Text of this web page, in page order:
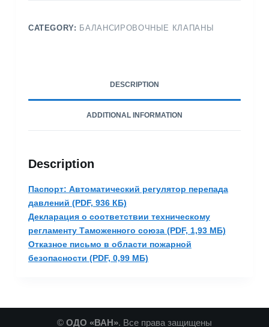
CATEGORY: БАЛАНСИРОВОЧНЫЕ КЛАПАНЫ
DESCRIPTION
ADDITIONAL INFORMATION
Description
Паспорт: Автоматический регулятор перепада
давлений (PDF, 936 КБ)
Декларация о соответствии техническому
регламенту Таможенного союза (PDF, 1,93 МБ)
Отказное письмо в области пожарной
безопасности (PDF, 0,99 MБ)
© ОДО «ВАН». Все права защищены